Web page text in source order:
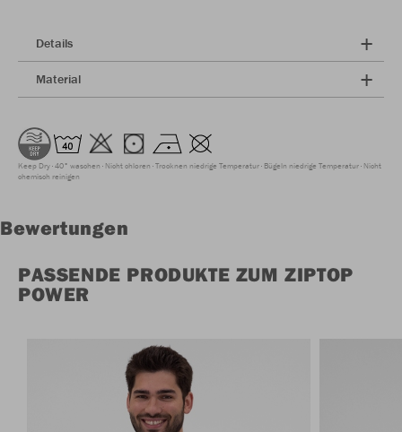
Details
Material
Keep Dry 40° waschen Nicht chloren Trocknen niedrige Temperatur Bügeln niedrige Temperatur Nicht
chemisch reinigen
Bewertungen
PASSENDE PRODUKTE ZUM ZIPTOP
POWER